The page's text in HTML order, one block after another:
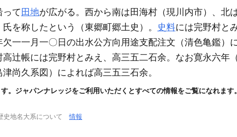
って 田地が広がる。西から南は田海村 （現川内市） 、北
氏を称したという （東郷町郷土史） 。 史料には完野村と
一一月一〇日の出水公方向用途支配注文 （清色亀鑑）
高辻帳には完野村とみえ、高三五二石余。なお寛永六年
津尚久系図） によれば高三五三石余。
。ジャパンナレッジをご利用いただくとすべての情報をご覧になれます。
史地名大系について情報